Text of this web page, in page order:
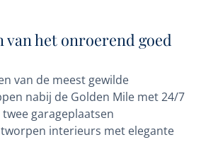
van het onroerend goed
van de meest gewilde
nabij de Golden Mile met 24/7
garageplaatsen
interieurs met elegante